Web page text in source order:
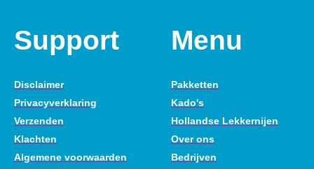
Support
Disclaimer
Privacyverklaring
Verzenden
Klachten
Algemene voorwaarden
Menu
Pakketten
Kado's
Hollandse Lekkernijen
Over ons
Bedrijven